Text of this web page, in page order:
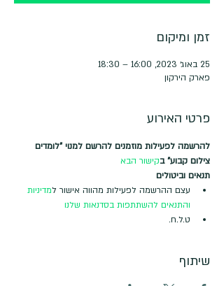
זמן ומיקום
25 באוג׳ 2023, 16:00 – 18:30
פארק הירקון
פרטי האירוע
להרשמה לפעילות מוזמנים להרשם למנוי "לומדים
צילום קבוע" בקישור הבא
תנאים וביטולים
עצם ההרשמה לפעילות מהווה אישור למדיניות
והתנאים להשתתפות בסדנאות שלנו
ט.ל.ח.
שיתוף